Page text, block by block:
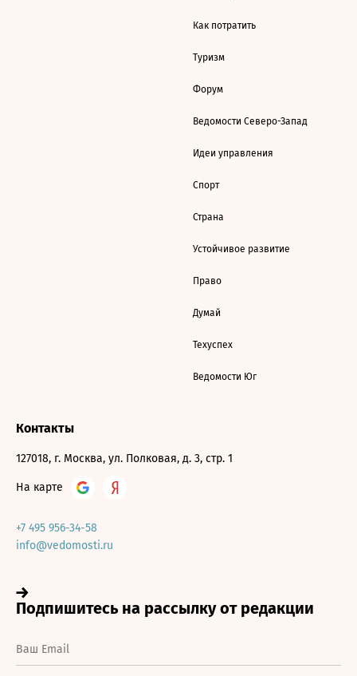
Как потратить
Туризм
Форум
Ведомости Северо-Запад
Идеи управления
Спорт
Страна
Устойчивое развитие
Право
Думай
Техуспех
Ведомости Юг
Контакты
127018, г. Москва, ул. Полковая, д. 3, стр. 1
На карте
+7 495 956-34-58
info@vedomosti.ru